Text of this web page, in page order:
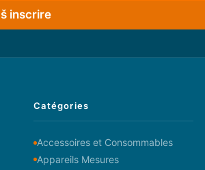
š inscrire
Catégories
Accessoires et Consommables
Appareils Mesures